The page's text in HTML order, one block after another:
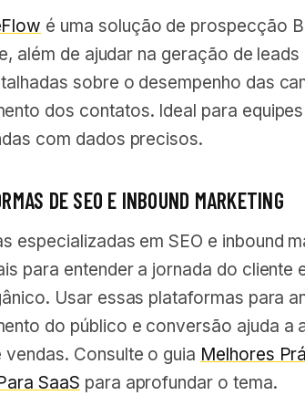
é uma solução de prospecção
além de ajudar na geração de
sobre o desempenho das
dos contatos. Ideal para
com dados precisos.
DE SEO E INBOUND MARKETING
especializadas em SEO e inbound
para entender a jornada do cliente
Usar essas plataformas para
do público e conversão ajuda a
vendas. Consulte o guia Melhores
SaaS para aprofundar o tema.